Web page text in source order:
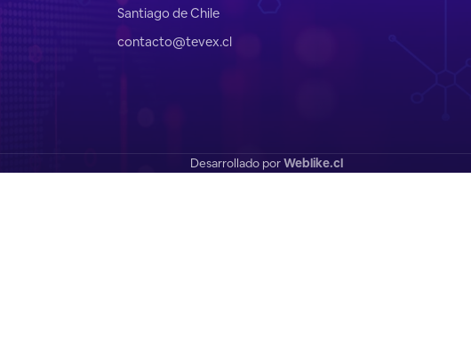
Santiago de Chile
contacto@tevex.cl
Desarrollado porWeblike.cl